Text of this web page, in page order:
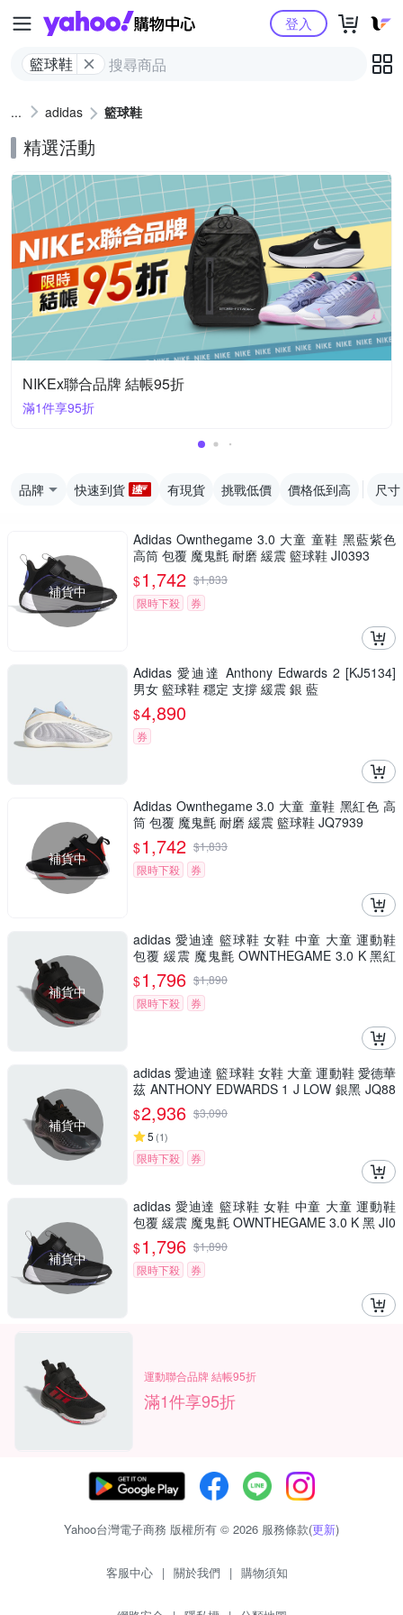
Yahoo購物中心
籃球鞋
登入
adidas 籃球鞋
精選活動
NIKEx聯合品牌 結帳95折
滿1件享95折
品牌 快速到貨 有現貨 挑戰低價 價格低到高 尺寸
補貨中
Adidas Ownthegame 3.0 大童 童鞋 黑藍紫色
高筒 包覆 魔鬼氈 耐磨 緩震 籃球鞋 JI0393
$1,742 $1,833
限時下殺
券
Adidas 愛迪達 Anthony Edwards 2 [KJ5134]
男女 籃球鞋 穩定 支撐 緩震 銀 藍
$4,890
券
補貨中
Adidas Ownthegame 3.0 大童 童鞋 黑紅色 高
筒 包覆 魔鬼氈 耐磨 緩震 籃球鞋 JQ7939
$1,742 $1,833
限時下殺
券
補貨中
adidas 愛迪達 籃球鞋 女鞋 中童 大童 運動鞋
包覆 緩震 魔鬼氈 OWNTHEGAME 3.0 K 黑紅
JQ7939
$1,796 $1,890
限時下殺
券
補貨中
adidas 愛迪達 籃球鞋 女鞋 大童 運動鞋 愛德華
茲 ANTHONY EDWARDS 1 J LOW 銀黑 JQ88
85
$2,936 $3,090
5 (1)
限時下殺 券
補貨中
adidas 愛迪達 籃球鞋 女鞋 中童 大童 運動鞋
包覆 緩震 魔鬼氈 OWNTHEGAME 3.0 K 黑 JI0
393 (C5106)
$1,796 $1,890
限時下殺
券
運動聯合品牌 結帳95折
滿1件享95折
Yahoo台灣電子商務 版權所有 © 2026 服務條款(更新)
客服中心 | 關於我們 | 購物須知